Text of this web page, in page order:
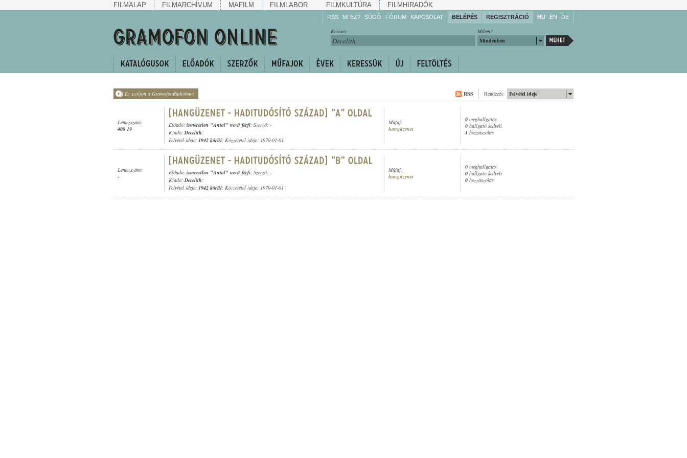
FILMALAP FILMARCHÍVUM MAFILM FILMLABOR FILMKULTÚRA FILMHIRADÓK
RSS MI EZ? SÚGÓ
Gyarapítsa!
FÓRUM KAPCSOLAT BELÉPÉS REGISZTRÁCIÓ HU EN DE
Miben?
Mindenben
Keresés:
Ez szóljon a GramofonRádióban! Felvétel ideje
Rendezés:
RSS
Lemezszám:
408 19
Előadó: ismeretlen "Antal" nevű férfi; Szerző: -
Kiadó:Decelith;
Felvétel ideje: 1942 körül; Közzététel ideje: 1970-01-01
Műfaj:
hangüzenet
0 meghallgatás
0 hallgató kedveli
1 hozzászólás
Lemezszám:
-
Előadó: ismeretlen "Antal" nevű férfi; Szerző: -
Kiadó:Decelith;
Felvétel ideje: 1942 körül; Közzététel ideje: 1970-01-01
Műfaj:
hangüzenet
0 meghallgatás
0 hallgató kedveli
0 hozzászólás